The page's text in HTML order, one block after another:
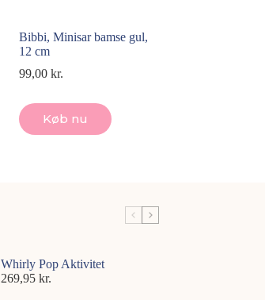
Bibbi, Minisar bamse gul,
12 cm
99,00kr.
Køb nu
Whirly Pop Aktivitet
269,95 kr.